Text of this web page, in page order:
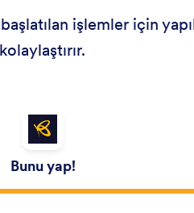
işlemler için
Bunu yap!